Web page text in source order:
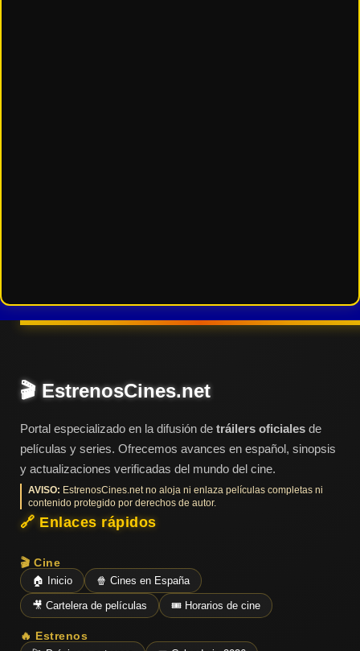
🎬 EstrenosCines.net
Portal especializado en la difusión de tráilers oficiales de
películas y series. Ofrecemos avances en español, sinopsis
y actualizaciones verificadas del mundo del cine.
AVISO: EstrenosCines.net no aloja ni enlaza películas completas ni
contenido protegido por derechos de autor.
🔗 Enlaces rápidos
🎬 Cine
🏠 Inicio 🍿 Cines en España
🎥 Cartelera de películas 🎟️ Horarios de cine
🔥 Estrenos